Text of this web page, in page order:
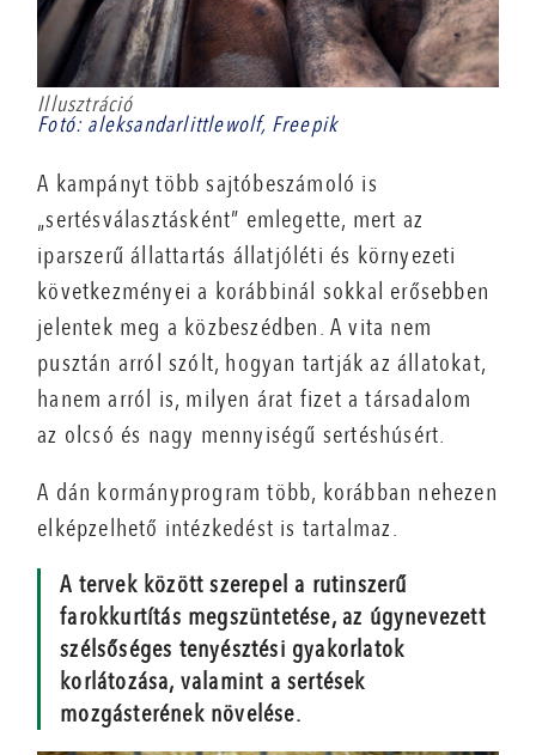
Illusztráció
Fotó: aleksandarlittlewolf, Freepik
A kampányt több sajtóbeszámoló is
„sertésválasztásként” emlegette, mert az
iparszerű állattartás állatjóléti és környezeti
következményei a korábbinál sokkal erősebben
jelentek meg a közbeszédben. A vita nem
pusztán arról szólt, hogyan tartják az állatokat,
hanem arról is, milyen árat fizet a társadalom
az olcsó és nagy mennyiségű sertéshúsért.
A dán kormányprogram több, korábban nehezen
elképzelhető intézkedést is tartalmaz.
A tervek között szerepel a rutinszerű
farokkurtítás megszüntetése, az úgynevezett
szélsőséges tenyésztési gyakorlatok
korlátozása, valamint a sertések
mozgásterének növelése.